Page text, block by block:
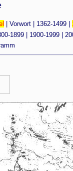
|Vorwort | 1362-1499 |
1899 1900-1999 |